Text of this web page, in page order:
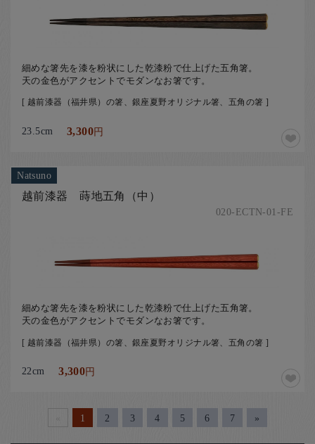
細めな箸先を漆を粉状にした乾漆粉で仕上げた五角箸。
天の金色がアクセントでモダンなお箸です。
[ 越前漆器（福井県）の箸、銀座夏野オリジナル箸、五角の箸 ]
23.5cm 3,300円
Natsuno
越前漆器 蒔地五角（中）
020-ECTN-01-FE
細めな箸先を漆を粉状にした乾漆粉で仕上げた五角箸。
天の金色がアクセントでモダンなお箸です。
[ 越前漆器（福井県）の箸、銀座夏野オリジナル箸、五角の箸 ]
22cm 3,300円
1 2 3 4 5 6 7 »